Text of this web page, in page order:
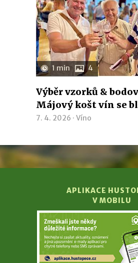
1 min 4
Výběr vzorků &
Májový košt vín se
7. 4. 2026 · Víno
APLIKACE
V MOBILU